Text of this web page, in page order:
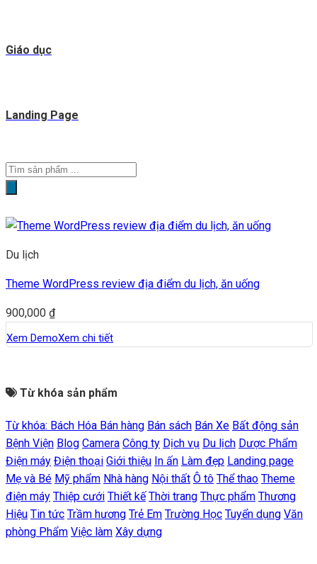
Giáo dục
Landing Page
Tìm
phẩm
Du lịch
Theme WordPress review địa điểm du lịch, ăn uống
900,000 ₫
Xem DemoXem chi tiết
Từ khóa sản phẩm
Từ khóa: Bách Hóa Bán hàng Bán sách Bán Xe Bất động sản
Bệnh Viện Blog Camera Công ty Dịch vụ Du lịch Dược Phẩm
Điện máy Điện thoại Giới thiệu In ấn Làm đẹp Landing page
Mẹ và Bé Mỹ phẩm Nhà hàng Nội thất Ô tô Thể thao Theme
điện máy Thiệp cưới Thiết kế Thời trang Thực phẩm Thương
Hiệu Tin tức Trầm hương Trẻ Em Trường Học Tuyển dụng Văn
phòng Phẩm Việc làm Xây dựng